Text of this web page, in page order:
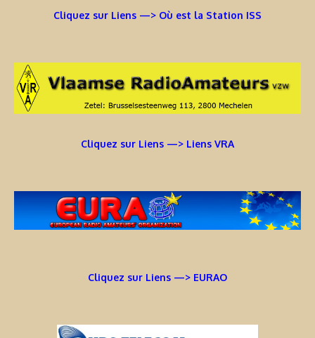
Cliquez sur Liens —> Où est la Station ISS
Cliquez sur Liens —> Liens VRA
Cliquez sur Liens —> EURAO